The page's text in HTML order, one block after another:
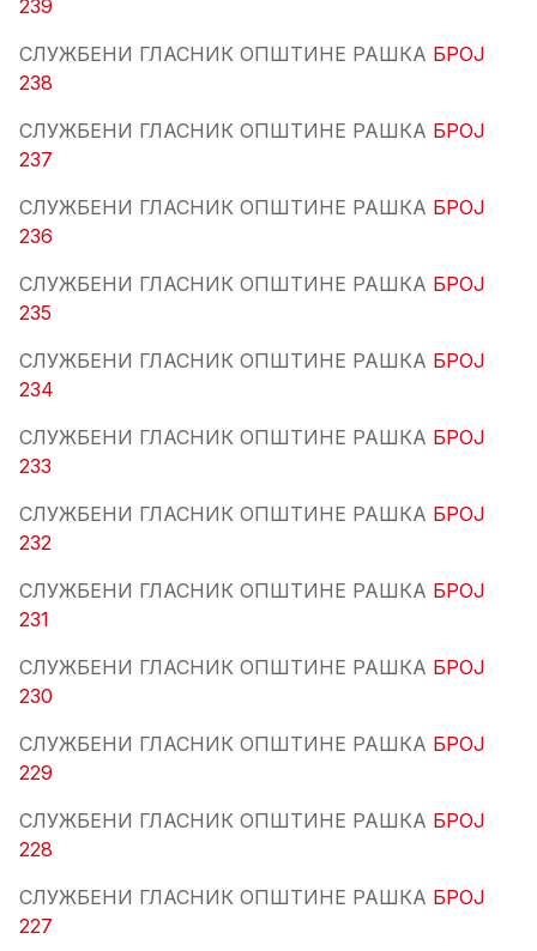
239
СЛУЖБЕНИ ГЛАСНИК ОПШТИНЕ РАШКА БРОЈ
238
СЛУЖБЕНИ ГЛАСНИК ОПШТИНЕ РАШКА БРОЈ
237
СЛУЖБЕНИ ГЛАСНИК ОПШТИНЕ РАШКА БРОЈ
236
СЛУЖБЕНИ ГЛАСНИК ОПШТИНЕ РАШКА БРОЈ
235
СЛУЖБЕНИ ГЛАСНИК ОПШТИНЕ РАШКА БРОЈ
234
СЛУЖБЕНИ ГЛАСНИК ОПШТИНЕ РАШКА БРОЈ
233
СЛУЖБЕНИ ГЛАСНИК ОПШТИНЕ РАШКА БРОЈ
232
СЛУЖБЕНИ ГЛАСНИК ОПШТИНЕ РАШКА БРОЈ
231
СЛУЖБЕНИ ГЛАСНИК ОПШТИНЕ РАШКА БРОЈ
230
СЛУЖБЕНИ ГЛАСНИК ОПШТИНЕ РАШКА БРОЈ
229
СЛУЖБЕНИ ГЛАСНИК ОПШТИНЕ РАШКА БРОЈ
228
СЛУЖБЕНИ ГЛАСНИК ОПШТИНЕ РАШКА БРОЈ
227